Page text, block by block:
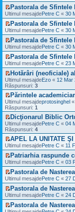
i
t
c
i
t
t
a
j
n
e
c
i
t
i
t
l
m
e
s
a
j
n
e
c
t
i
t
i
m
u
l
m
e
s
a
j
n
e
c
t
i
t
u
l
t
i
m
u
l
m
e
s
a
j
n
e
c
i
t
i
t
e
z
i
u
l
t
i
m
u
l
m
e
s
a
j
n
e
c
i
t
i
t
V
e
z
i
u
l
t
i
m
u
l
m
e
s
a
j
n
e
c
i
t
i
t
Pastorala de Sfintele
Ultimul mesajdePetre C « 30
V
e
z
i
u
l
t
i
m
u
l
m
e
s
a
j
n
e
c
i
t
i
t
Pastorala de Sfintele
Ultimul mesajdePetre C « 30
V
e
z
i
u
l
t
i
m
u
l
m
e
s
a
j
n
e
c
t
i
t
Pastorala de Sfintele
Ultimul mesajdePetre C « 30
V
e
z
i
u
l
t
i
m
u
l
m
e
s
a
j
n
e
c
t
i
t
Pastorala de Sfintele
Ultimul mesajdePetre C « 23
V
e
z
u
l
t
i
m
u
m
e
s
a
j
n
e
c
t
i
t
Hotărâri (neoficiale)
Ultimul mesajdeEzo « 12 Mar
Răspunsuri: 3
V
e
z
u
l
t
i
m
u
l
m
e
s
a
j
n
e
c
Părintele
Ultimul mesajdeprotosinghel «
Răspunsuri: 1
V
e
z
i
u
l
t
i
m
u
l
m
e
s
a
j
Dicţionarul Biblic
Ultimul mesajdePetre C « 04
Răspunsuri: 4
V
e
z
i
u
l
t
i
m
u
l
m
APEL LA UNITATE
Ultimul mesajdePetre C « 11
V
e
z
i
u
l
t
i
m
Patriarhia raspunde
Ultimul mesajdePetre C « 03
V
e
z
i
u
l
Pastorala de
Ultimul mesajdePetre C « 27
V
e
z
Pastorala de
Ultimul mesajdePetre C « 24
V
Pastorala de